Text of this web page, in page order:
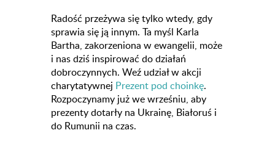
Radość przeżywa się tylko wtedy, gdy
sprawia się ją innym. Ta myśl Karla
Bartha, zakorzeniona w ewangelii, może
i nas dziś inspirować do działań
dobroczynnych. Weź udział w akcji
charytatywnej Prezent pod choinkę.
Rozpoczynamy już we wrześniu, aby
prezenty dotarły na Ukrainę, Białoruś i
do Rumunii na czas.